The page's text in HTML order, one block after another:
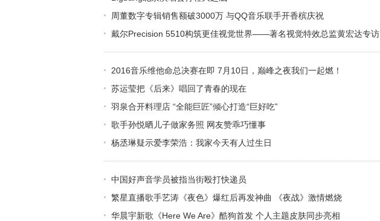
周董数字专辑销售额破3000万 与QQ音乐联手开香槟庆祝
戴尔Precision 5510构筑更佳视觉世界——著名视觉特效总监黄宏达专访
2016音乐维他命总决赛在即 7月10日，巅峰之夜我们一起燃！
苏运莹把《后来》唱回了青春的现在
羽泉合开料理店 “全能巨匠”倾心打造“巨好吃”
歌手孙悦晒儿子做家务照 网友赞乖巧懂事
杨丞琳疑示爱李荣浩：我家今天有人过生日
中国好声音学员被指当街殴打快递员
繁星直播歌手艺涛《夜色》爆红后再发神曲 《夜战》激情燃烧
华晨宇新歌《Here We Are》酷狗首发 个人主题皮肤同步亮相